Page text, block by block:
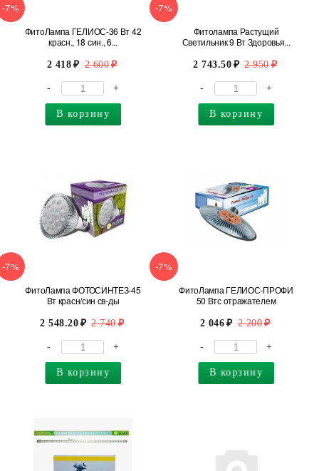
-7%
ФитоЛампа ГЕЛИОС-36 Вт 42
красн., 18 син., 6...
2 418 2 600
- +
В корзину
-7%
Фитолампа Растущий
Светильник 9 Вт Здоровья...
2 743.50 2 950
- +
В корзину
-7%
ФитоЛампа ФОТОСИНТЕЗ-45
Вт красн/син св-ды
2 548.20 2 740
- +
В корзину
-7%
ФитоЛампа ГЕЛИОС-ПРОФИ
50 Втс отражателем
2 046 2 200
- +
В корзину